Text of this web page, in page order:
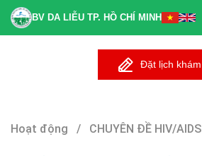
BV DA LIỄU TP. HỒ CHÍ MINH
Đặt lịch khám
Hoạt động / CHUYÊN ĐỀ HIV/AIDS